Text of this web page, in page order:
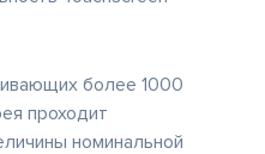
более 1000
проходит
номинальной